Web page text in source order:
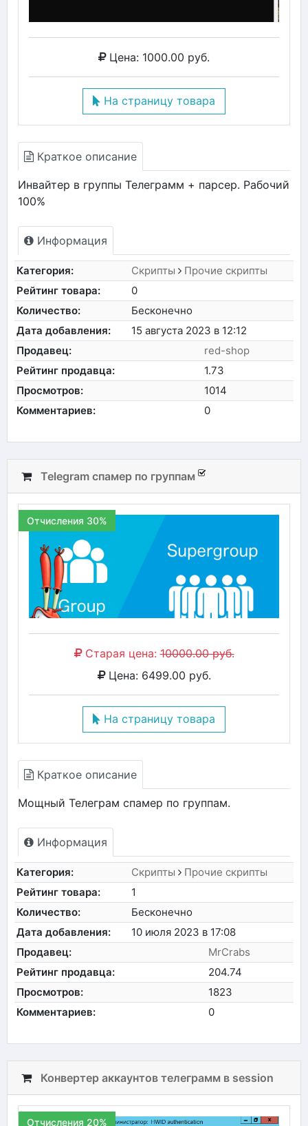
Цена: 1000.00 руб.
На страницу товара
Краткое описание
Инвайтер в группы Телеграмм + парсер. Рабочий
100%
Информация
Категория: Скрипты
Прочие скрипты
Рейтинг товара:
0
Количество:
Бесконечно
Дата добавления:
15 августа 2023 в 12:12
Продавец:
red-shop
Рейтинг продавца:
1.73
Просмотров:
1014
Комментариев:
0
Telegram спамер по группам
Отчисления 30%
Старая цена:10000.00 руб.
Цена: 6499.00 руб.
На страницу товара
Краткое описание
Мощный Телеграм спамер по группам.
Информация
Категория: Скрипты
Прочие скрипты
Рейтинг товара:
1
Количество:
Бесконечно
Дата добавления:
10 июля 2023 в 17:08
Продавец:
MrCrabs
Рейтинг продавца:
204.74
Просмотров:
1823
Комментариев:
0
Конвертер аккаунтов телеграмм в session
Отчисления 20%